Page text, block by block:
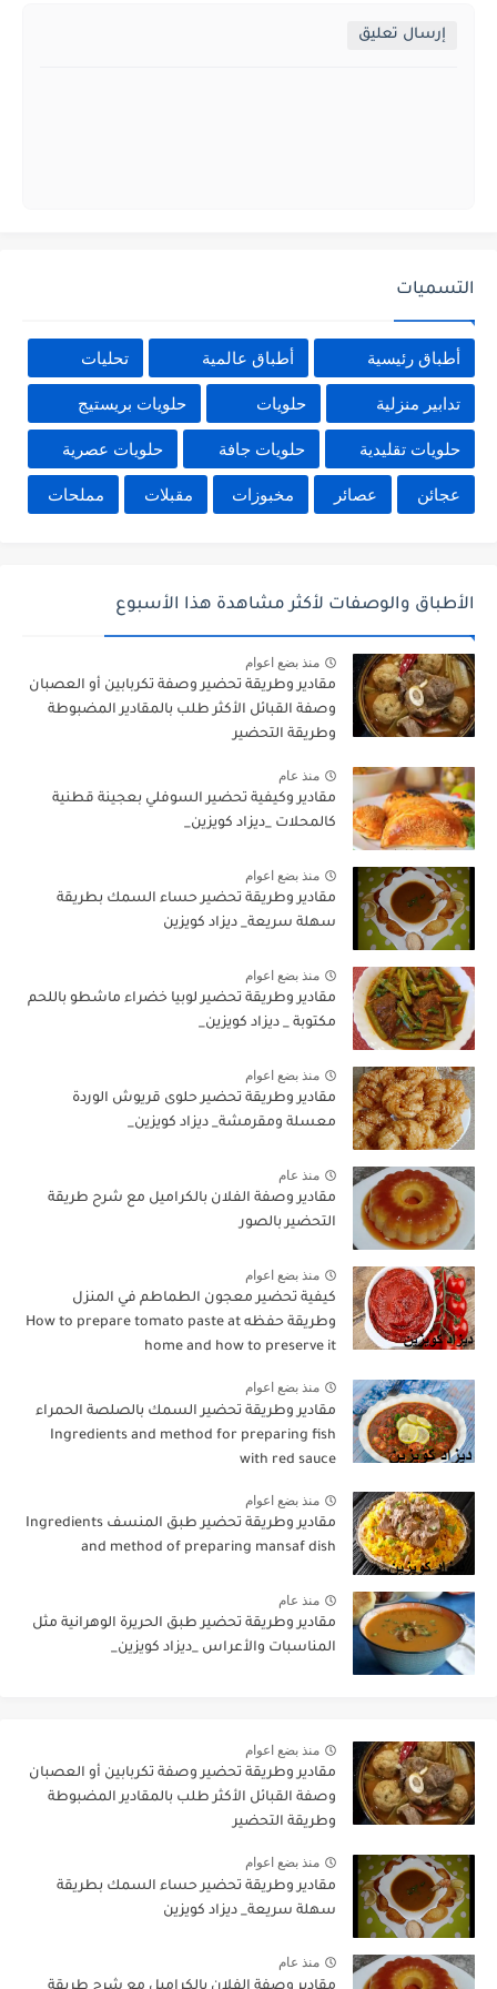
إرسال تعليق
التسميات
أطباق رئيسية أطباق عالمية تحليات
تدابير منزلية حلويات حلويات بريستيج
حلويات تقليدية حلويات جافة حلويات عصرية
عجائن عصائر مخبوزات مقبلات مملحات
الأطباق والوصفات لأكثر مشاهدة هذا الأسبوع
منذ بضع اعوام
مقادير وطريقة تحضير وصفة تكربابين أو العصبان
وصفة القبائل الأكثر طلب بالمقادير المضبوطة
وطريقة التحضير
منذ عام
مقادير وكيفية تحضير السوفلي بعجينة قطنية
كالمحلات _ديزاد كويزين_
منذ بضع اعوام
مقادير وطريقة تحضير حساء السمك بطريقة
سهلة سريعة_ ديزاد كويزين
منذ بضع اعوام
مقادير وطريقة تحضير لوبيا خضراء ماشطو باللحم
مكتوبة _ ديزاد كويزين_
منذ بضع اعوام
مقادير وطريقة تحضير حلوى قريوش الوردة
معسلة ومقرمشة_ ديزاد كويزين_
منذ عام
مقادير وصفة الفلان بالكراميل مع شرح طريقة
التحضير بالصور
منذ بضع اعوام
كيفية تحضير معجون الطماطم في المنزل
وطريقة حفظه How to prepare tomato paste at
home and how to preserve it
منذ بضع اعوام
مقادير وطريقة تحضير السمك بالصلصة الحمراء
Ingredients and method for preparing fish
with red sauce
منذ بضع اعوام
مقادير وطريقة تحضير طبق المنسف Ingredients
and method of preparing mansaf dish
منذ عام
مقادير وطريقة تحضير طبق الحريرة الوهرانية مثل
المناسبات والأعراس _ديزاد كويزين_
منذ بضع اعوام
مقادير وطريقة تحضير وصفة تكربابين أو العصبان
وصفة القبائل الأكثر طلب بالمقادير المضبوطة
وطريقة التحضير
منذ بضع اعوام
مقادير وطريقة تحضير حساء السمك بطريقة
سهلة سريعة_ ديزاد كويزين
منذ عام